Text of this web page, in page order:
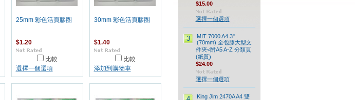
25mm 彩色活頁膠圈
$1.20
比較
選擇一個選項
30mm 彩色活頁膠圈
$1.40
比較
添加到購物車
$15.00
選擇一個選項
3
MIT 7000 A4 3"
(70mm) 全包膠大型文
件夾<附A5 A-Z 分類頁
(紙質)
$24.00
選擇一個選項
King Jim 2470A A4 雙